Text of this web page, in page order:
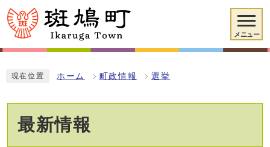
メニュー
現在位置 ホーム 町政情報 選挙
最新情報